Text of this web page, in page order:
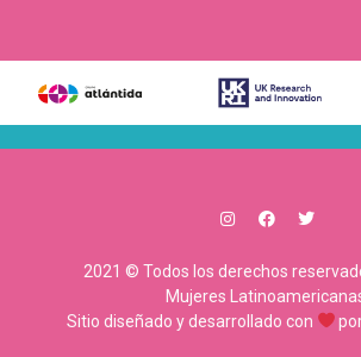
2021 © Todos los derechos
Mujeres
Sitio diseñado y desarrollado con